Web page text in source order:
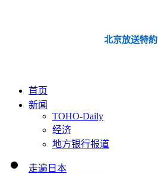
北京放送特約
首页
新闻
TOHO-Daily
经济
地方银行报道
走遍日本